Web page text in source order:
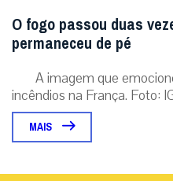
O fogo passou duas
permaneceu de pé
A imagem que
incêndios na França. Foto:
MAIS